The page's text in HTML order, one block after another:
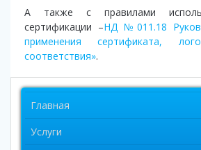
А также с правилами
сертификации –НД №011.18
применения сертификата,
соответствия».
Главная
Услуги